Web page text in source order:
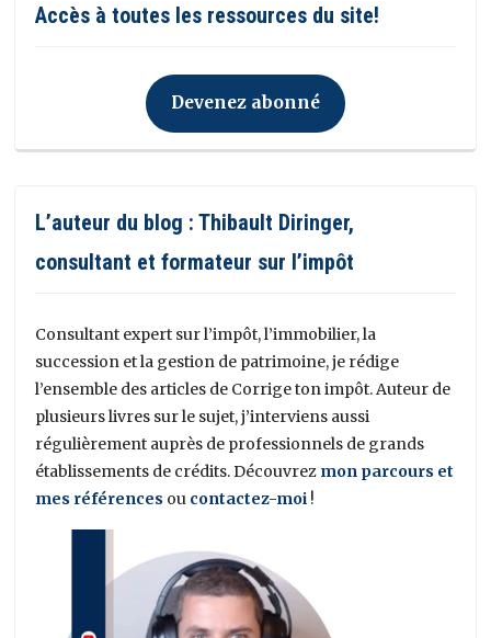
Accès à toutes les ressources du site!
Devenez abonné
L’auteur du blog : Thibault Diringer,
consultant et formateur sur l’impôt
Consultant expert sur l’impôt, l’immobilier, la
succession et la gestion de patrimoine, je rédige
l’ensemble des articles de Corrige ton impôt. Auteur de
plusieurs livres sur le sujet, j’interviens aussi
régulièrement auprès de professionnels de grands
établissements de crédits. Découvrez mon parcours et
mes références ou contactez-moi !